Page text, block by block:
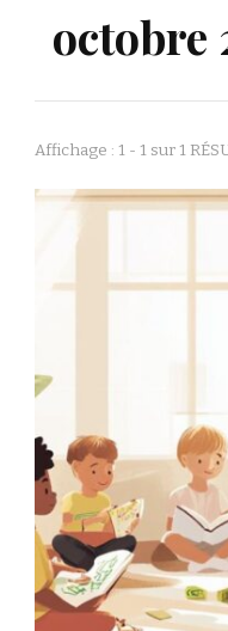
octobre
Affichage : 1 - 1 sur 1